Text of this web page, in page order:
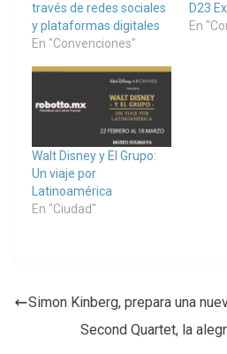
través de redes sociales
y plataformas digitales
En "Convenciones"
D23
En
Walt Disney y El Grupo:
Un viaje por
Latinoamérica
En "Ciudad"
Simon Kinberg, prepara una
Second Quartet, la